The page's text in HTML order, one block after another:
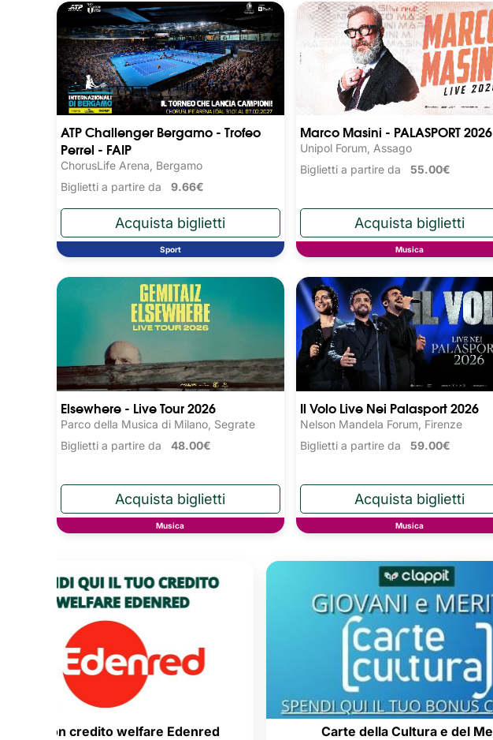
ATP Challenger Bergamo - Trofeo
Perrel - FAIP
ChorusLife Arena, Bergamo
Biglietti a partire da 9.66€
Sport
Marco Masini - PALASPORT 2026
Unipol Forum, Assago
Biglietti a partire da 55.00€
Musica
Elsewhere - Live Tour 2026
Parco della Musica di Milano, Segrate
Biglietti a partire da 48.00€
Musica
Il Volo Live Nei Palasport 2026
Nelson Mandela Forum, Firenze
Biglietti a partire da 59.00€
Musica
credito welfare Edenred Carte della Cultura e del Merito